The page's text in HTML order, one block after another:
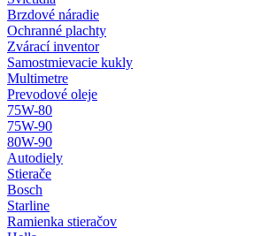
Brzdové náradie
Ochranné plachty
Zvárací inventor
Samostmievacie kukly
Multimetre
Prevodové oleje
75W-80
75W-90
80W-90
Autodiely
Stierače
Bosch
Starline
Ramienka stieračov